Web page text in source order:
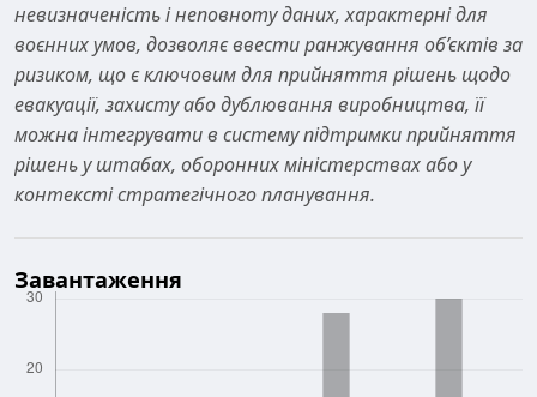
невизначеність і неповноту даних, характерні для
воєнних умов, дозволяє ввести ранжування об’єктів за
ризиком, що є ключовим для прийняття рішень щодо
евакуації, захисту або дублювання виробництва, її
можна інтегрувати в систему підтримки прийняття
рішень у штабах, оборонних міністерствах або у
контексті стратегічного планування.
Завантаження